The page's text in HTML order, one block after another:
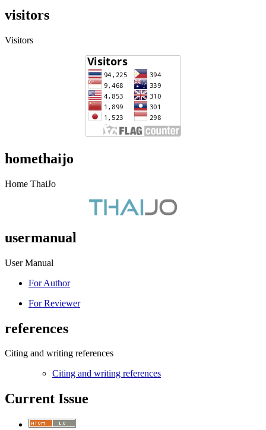
visitors
Visitors
homethaijo
Home ThaiJo
usermanual
User Manual
For Author
For Reviewer
references
Citing and writing references
Citing and writing references
Current Issue